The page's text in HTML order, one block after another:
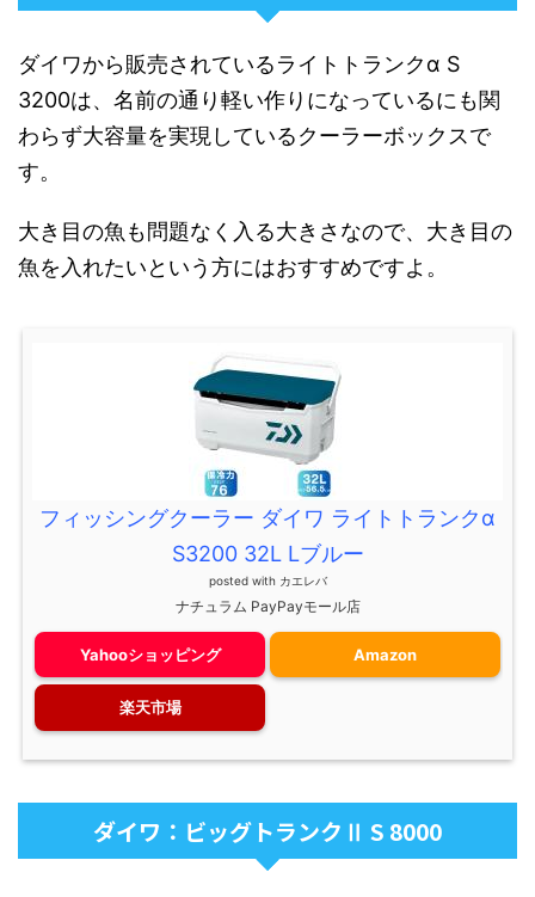
ダイワから販売されているライトトランクα S
3200は、名前の通り軽い作りになっているにも関
わらず大容量を実現しているクーラーボックスで
す。
大き目の魚も問題なく入る大きさなので、大き目の
魚を入れたいという方にはおすすめですよ。
フィッシングクーラー ダイワ ライトトランクα
S3200 32L Lブルー
posted with カエレバ
ナチュラム PayPayモール店
Yahooショッピング Amazon
楽天市場
ダイワ：ビッグトランクⅡ S 8000